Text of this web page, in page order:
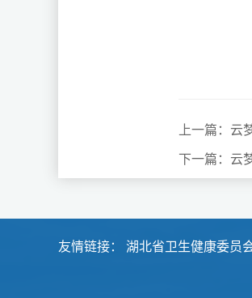
上一篇：云
下一篇：云
友情链接： 湖北省卫生健康委员